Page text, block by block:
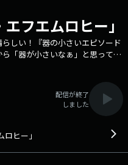
フエムロヒー」
しい！『器の小さいエピソード
「器が小さいなぁ」と思ってし
が小さいな〜」と感じたエピソ
民的地元のツレ”ことヒコロ
がセレクトするゴキゲンな音楽
メまでヒコロヒーの目線でお届
メッセージフォーム：
配信が終了
しました
ヒー」